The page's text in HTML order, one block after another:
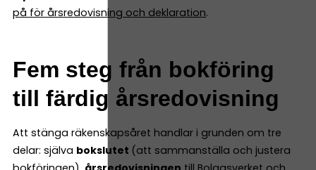
på för årsredovisning och deklaration.
Fem steg från bokföring
till färdig årsredovisning
Att stänga räkenskapsåret handlar i grunden om tre
delar: själva bokslutet (att sammanställa och justera